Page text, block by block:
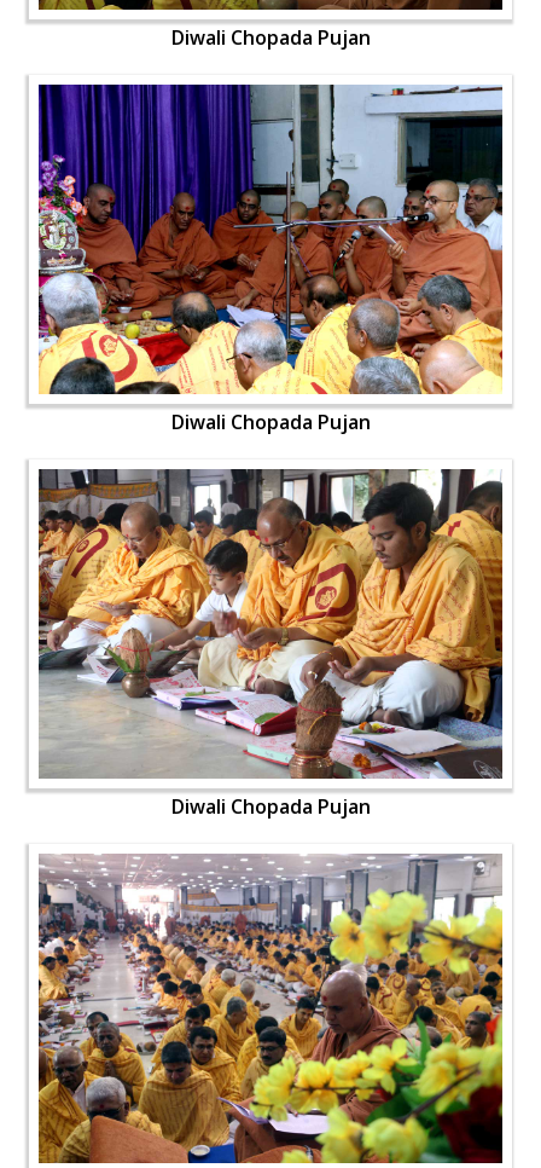
Diwali Chopada Pujan
Diwali Chopada Pujan
Diwali Chopada Pujan